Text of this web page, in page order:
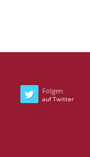
Folgen
auf Twitter